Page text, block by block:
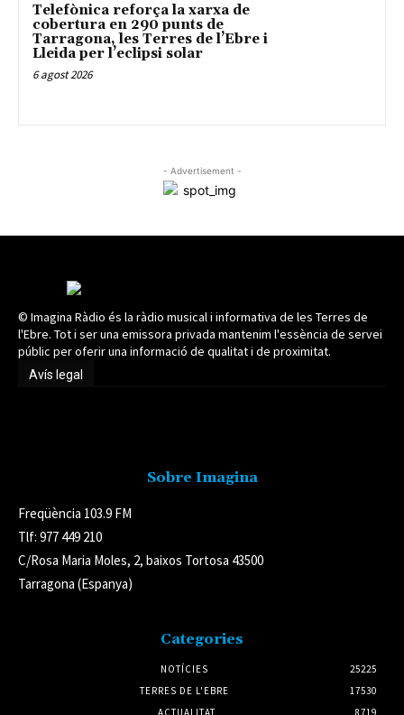
Telefònica reforça la xarxa de
cobertura en 290 punts de
Tarragona, les Terres de l’Ebre i
Lleida per l’eclipsi solar
6 agost 2026
- Advertisement -
© Imagina Ràdio és la ràdio musical i informativa de les Terres de
l'Ebre. Tot i ser una emissora privada mantenim l'essència de servei
públic per oferir una informació de qualitat i de proximitat.
Avís legal
Sobre Imagina
Freqüència 103.9 FM
Tlf: 977 449 210
C/Rosa Maria Moles, 2, baixos Tortosa 43500
Tarragona (Espanya)
Categories
NOTÍCIES
25225
TERRES DE L'EBRE
17530
ACTUALITAT
8719